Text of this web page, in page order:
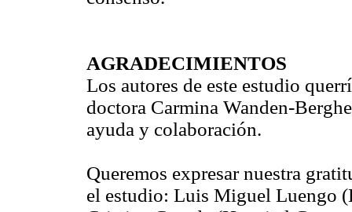
AGRADECIMIENTOS
Los autores de este estudio
doctora Carmina Wanden-
ayuda y colaboración.
Queremos expresar nuestra
el estudio: Luis Miguel Luengo